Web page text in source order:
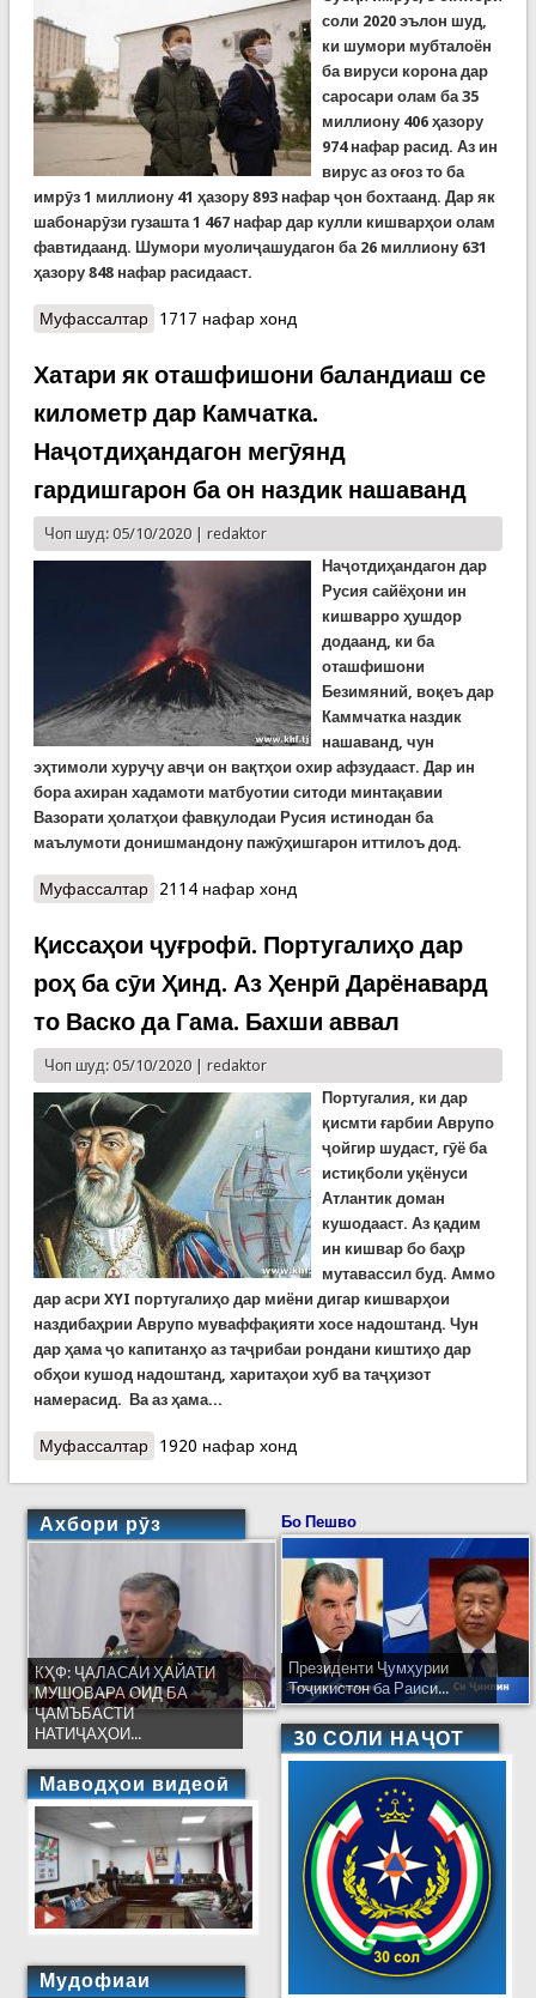
соли 2020 эълон шуд,
ки шумори мубталоён
ба вируси корона дар
саросари олам ба 35
миллиону 406 ҳазору
974 нафар расид. Аз ин
вирус аз оғоз то ба
имрӯз 1 миллиону 41 ҳазору 893 нафар ҷон бохтаанд. Дар як
шабонарӯзи гузашта 1 467 нафар дар кулли кишварҳои олам
фавтидаанд. Шумори муолиҷашудагон ба 26 миллиону 631
ҳазору 848 нафар расидааст.
Муфассалтаро Коронавирус то 5 октябри соли 2020: Шумори
гузашт. Туркия воксани тавлиди ватаниро
озмоиш мекунад
1717 нафар хонд
Хатари як оташфишони баландиаш се
километр дар Камчатка.
Наҷотдиҳандагон мегӯянд
гардишгарон ба он наздик нашаванд
Чоп шуд: 05/10/2020 | redaktor
Наҷотдиҳандагон дар
Русия сайёҳони ин
кишварро ҳушдор
додаанд, ки ба
оташфишони
Безимяний, воқеъ дар
Каммчатка наздик
нашаванд, чун
эҳтимоли хуруҷу авҷи он вақтҳои охир афзудааст. Дар ин
бора ахиран хадамоти матбуотии ситоди минтақавии
Вазорати ҳолатҳои фавқулодаи Русия истинодан ба
маълумоти донишмандону пажӯҳишгарон иттилоъ дод.
Муфассалтаро Хатари як оташфишони баландиаш се
мегӯянд гардишгарон ба он наздик нашаванд
2114 нафар хонд
Қиссаҳои ҷуғрофӣ. Португалиҳо дар
роҳ ба сӯи Ҳинд. Аз Ҳенрӣ Дарёнавард
то Васко да Гама. Бахши аввал
Чоп шуд: 05/10/2020 | redaktor
Португалия, ки дар
қисмти ғарбии Аврупо
ҷойгир шудаст, гӯё ба
истиқболи уқёнуси
Атлантик доман
кушодааст. Аз қадим
ин кишвар бо баҳр
мутавассил буд. Аммо
дар асри XYI португалиҳо дар миёни дигар кишварҳои
наздибаҳрии Аврупо муваффақияти хосе надоштанд. Чун
дар ҳама ҷо капитанҳо аз таҷрибаи рондани киштиҳо дар
обҳои кушод надоштанд, харитаҳои хуб ва таҷҳизот
намерасид. Ва аз ҳама...
Муфассалтаро Қиссаҳои ҷуғрофӣ. Португалиҳо дар роҳ ба сӯи
1920 нафар хонд
Ахбори рӯз
КҲФ: ҶАЛАСАИ ҲАЙАТИ
МУШОВАРА ОИД БА
ҶАМЪБАСТИ
НАТИҶАҲОИ...
Маводҳои видеоӣ
Мудофиаи
Бо Пешво
Президенти Ҷумҳурии
Тоҷикистон ба Раиси...
30 СОЛИ НАҶОТ